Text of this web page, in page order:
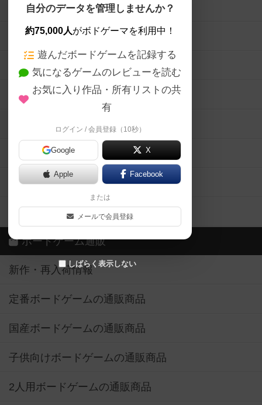
自分のデータを管理しませんか？
約75,000人がボドゲーマを利用中！
遊んだボードゲームを記録する
気になるゲームのレビューを読む
お気に入り作品・所有リストの共
有
ログイン / 会員登録（10秒）
Google X
Apple Facebook
または
メールで会員登録
しばらく表示しない
ボードゲームを検索する
ボードゲームの新着レビュー
ボードゲーム会情報
メカニクス特集
掲示板・トピックス
ボドとも・会員一覧
ボードゲーム業界コラム
ボドゲーマご利用案内
ボードゲーム通販
新作・再入荷情報
定番ボードゲームの通販商品
国産ボードゲームの通販商品
子供向けボードゲームの通販商品
2人用ボードゲームの通販商品